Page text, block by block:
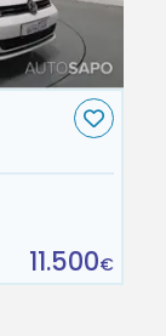
11.500€